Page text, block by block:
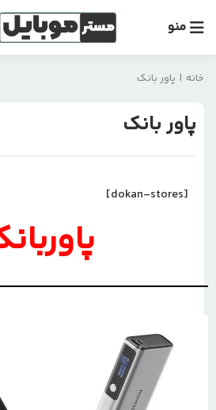
منو
خانه | پاور بانک
پاور بانک
[dokan-stores]